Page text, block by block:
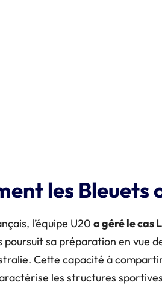
les Bleuets
l’équipe U20 a géré le cas
poursuit sa préparation en vue
Cette capacité à
les structures